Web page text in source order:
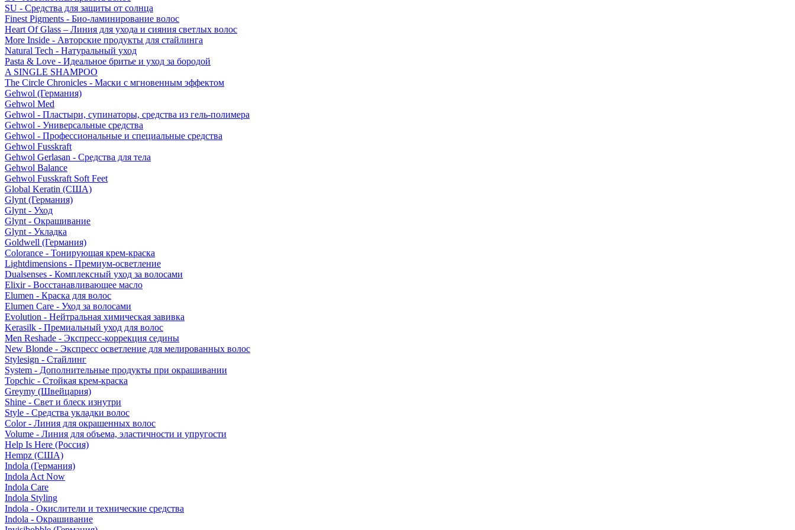
SU - Средства для защиты от солнца
Finest Pigments - Био-ламинирование волос
Heart Of Glass – Линия для ухода и сияния светлых волос
More Inside - Авторские продукты для стайлинга
Natural Tech - Натуральный уход
Pasta & Love - Идеальное бритье и уход за бородой
A SINGLE SHAMPOO
The Circle Chronicles - Маски с мгновенным эффектом
Gehwol (Германия)
Gehwol Med
Gehwol - Пластыри, супинаторы, средства из гель-полимера
Gehwol - Универсальные средства
Gehwol - Профессиональные и специальные средства
Gehwol Fusskraft
Gehwol Gerlasan - Средства для тела
Gehwol Balance
Gehwol Fusskraft Soft Feet
Global Keratin (США)
Glynt (Германия)
Glynt - Уход
Glynt - Окрашивание
Glynt - Укладка
Goldwell (Германия)
Colorance - Тонирующая крем-краска
Lightdimensions - Премиум-осветление
Dualsenses - Комплексный уход за волосами
Elixir - Восстанавливающее масло
Elumen - Краска для волос
Elumen Care - Уход за волосами
Evolution - Нейтральная химическая завивка
Kerasilk - Премиальный уход для волос
Men Reshade - Экспресс-коррекция седины
New Blonde - Экспресс осветление для мелированных волос
Stylesign - Стайлинг
System - Дополнительные продукты при окрашивании
Topchic - Стойкая крем-краска
Greymy (Швейцария)
Shine - Свет и блеск изнутри
Style - Средства укладки волос
Color - Линия для окрашенных волос
Volume - Линия для объема, эластичности и упругости
Help Is Here (Россия)
Hempz (США)
Indola (Германия)
Indola Act Now
Indola Care
Indola Styling
Indola - Окислители и технические средства
Indola - Окрашивание